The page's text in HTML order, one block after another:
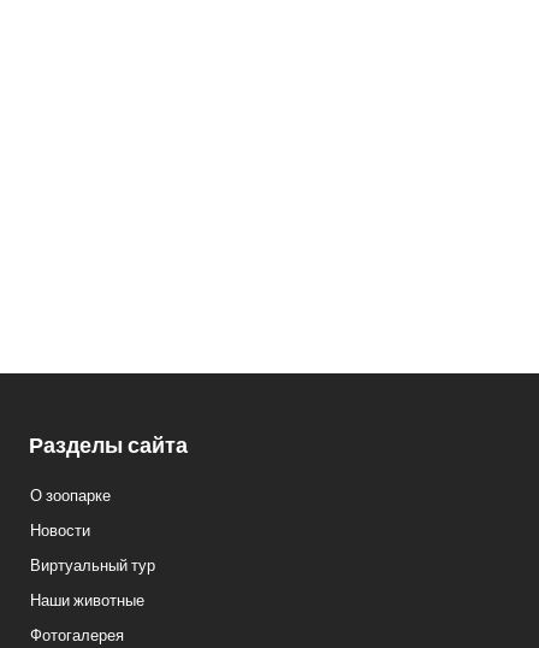
Разделы сайта
О зоопарке
Новости
Виртуальный тур
Наши животные
Фотогалерея